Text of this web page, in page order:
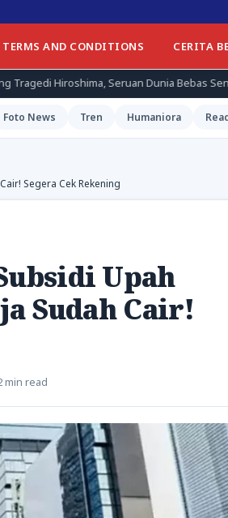
TERMS AND CONDITIONS CERITA
Dunia Bebas Senjata Nuklir Menggema
Foto News Tren Humaniora
Segera Cek Rekening
Upah
Sudah Cair!
min read